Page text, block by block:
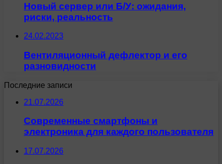
Новый сервер или Б/У: ожидания,
риски, реальность
24.02.2023
Вентиляционный дефлектор и его
разновидности
Последние записи
21.07.2026
Современные смартфоны и
электроника для каждого пользователя
17.07.2026